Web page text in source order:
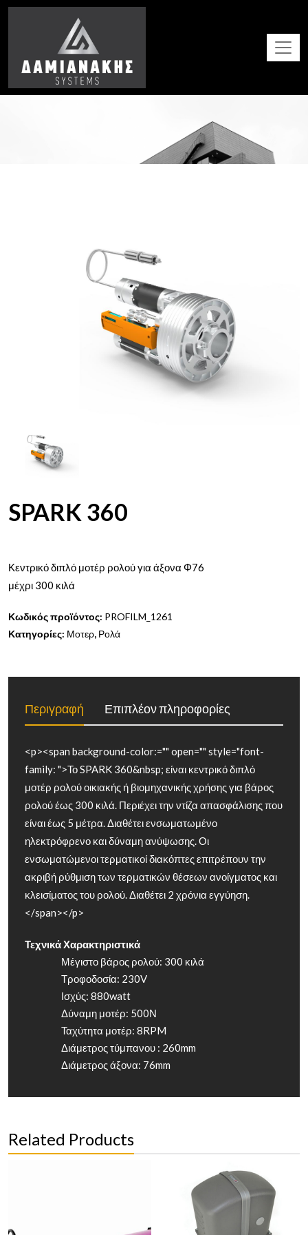
SPARK 360
Κεντρικό διπλό μοτέρ ρολού για άξονα Φ76
μέχρι 300 κιλά
Κωδικός προϊόντος: PROFILM_1261
Κατηγορίες: Μοτερ, Ρολά
Περιγραφή Επιπλέον πληροφορίες
<p><span background-color:="" open="" style="font-
family: ">Το SPARK 360&nbsp; είναι κεντρικό διπλό
μοτέρ ρολού οικιακής ή βιομηχανικής χρήσης για βάρος
ρολού έως 300 κιλά. Περιέχει την ντίζα απασφάλισης που
είναι έως 5 μέτρα. Διαθέτει ενσωματωμένο
ηλεκτρόφρενο και δύναμη ανύψωσης. Οι
ενσωματώμενοι τερματικοί διακόπτες επιτρέπουν την
ακριβή ρύθμιση των τερματικών θέσεων ανοίγματος και
κλεισίματος του ρολού. Διαθέτει 2 χρόνια εγγύηση.
</span></p>
Τεχνικά Χαρακτηριστικά
Μέγιστο βάρος ρολού: 300 κιλά
Τροφοδοσία: 230V
Ισχύς: 880watt
Δύναμη μοτέρ: 500Ν
Ταχύτητα μοτέρ: 8RPM
Διάμετρος τύμπανου : 260mm
Διάμετρος άξονα: 76mm
Related Products